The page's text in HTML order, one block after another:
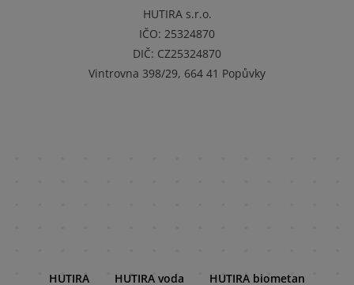
HUTIRA s.r.o.
IČO: 25324870
DIČ: CZ25324870
Vintrovna 398/29, 664 41 Popůvky
HUTIRA HUTIRA voda HUTIRA biometan